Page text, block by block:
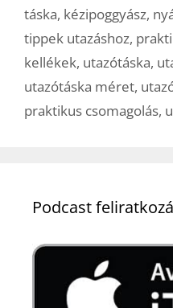
táska, kézipoggyász,
tippek utazáshoz,
kellékek, utazótáska,
utazótáska méret,
praktikus csomagolás,
Podcast